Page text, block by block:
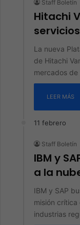
Staff Boletín
Hitachi
La nueva
de Hitachi
mercados de
LEER MÁS
11 febrero
Staff Boletín
IBM y
a la
IBM y SAP
misión crítica
industrias